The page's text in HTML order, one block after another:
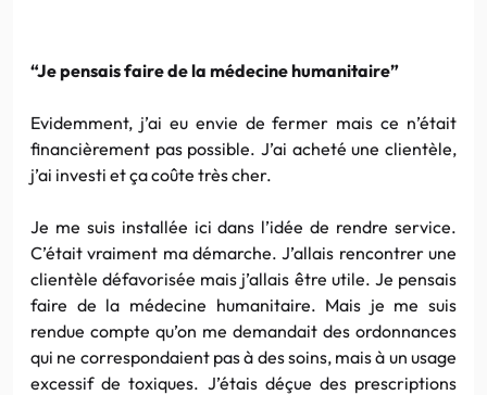
“Je pensais faire de la médecine humanitaire”
Evidemment, j’ai eu envie de fermer mais ce n’était
financièrement pas possible. J’ai acheté une clientèle,
j’ai investi et ça coûte très cher.
Je me suis installée ici dans l’idée de rendre service.
C’était vraiment ma démarche. J’allais rencontrer une
clientèle défavorisée mais j’allais être utile. Je pensais
faire de la médecine humanitaire. Mais je me suis
rendue compte qu’on me demandait des ordonnances
qui ne correspondaient pas à des soins, mais à un usage
excessif de toxiques. J’étais déçue des prescriptions